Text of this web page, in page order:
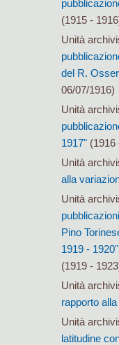
(1915 -
Unità
del R.
06/07/1916)
Unità
1917"(1916
Unità
alla
Unità
Pino
1919 -
(1919 -
Unità
rapporto
Unità
latitudine